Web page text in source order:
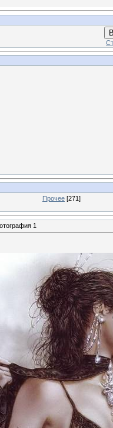
Прочее [271]
1